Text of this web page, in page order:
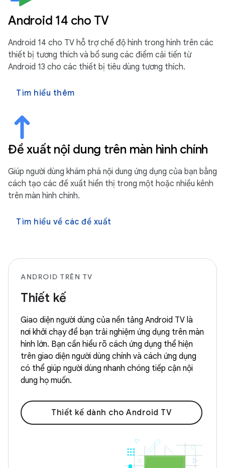
Android 14 cho TV
Android 14 cho TV hỗ trợ chế độ hình trong hình trên các
thiết bị tương thích và bổ sung các điểm cải tiến từ
Android 13 cho các thiết bị tiêu dùng tương thích.
Tìm hiểu thêm
Đề xuất nội dung trên màn hình chính
Giúp người dùng khám phá nội dung ứng dụng của bạn bằng
cách tạo các đề xuất hiển thị trong một hoặc nhiều kênh
trên màn hình chính.
Tìm hiểu về các đề xuất
ANDROID TRÊN TV
Thiết kế
Giao diện người dùng của nền tảng Android TV là
nơi khởi chạy để bạn trải nghiệm ứng dụng trên màn
hình lớn. Bạn cần hiểu rõ cách ứng dụng thể hiện
trên giao diện người dùng chính và cách ứng dụng
có thể giúp người dùng nhanh chóng tiếp cận nội
dung họ muốn.
Thiết kế dành cho Android TV